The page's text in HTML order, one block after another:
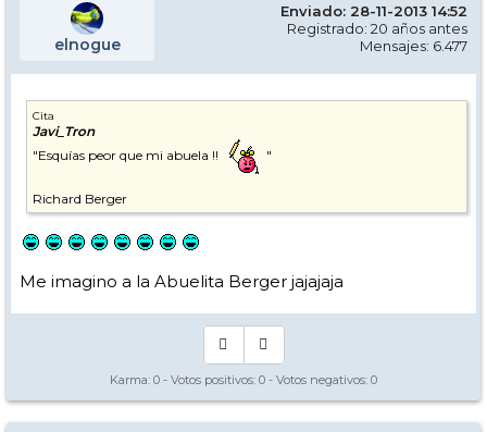
elnogue
Enviado: 28-11-2013 14:52
Registrado: 20 años antes
Mensajes: 6.477
Cita
Javi_Tron
"Esquías peor que mi abuela !!
"
Richard Berger
Me imagino a la Abuelita Berger jajajaja
Karma: 0 - Votos positivos: 0 - Votos negativos: 0